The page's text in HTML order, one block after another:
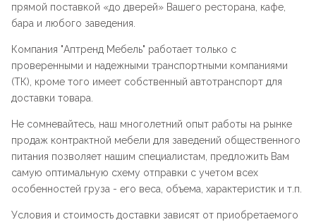
прямой поставкой «до дверей» Вашего ресторана, кафе,
бара и любого заведения.
Компания "Аптренд Мебель" работает только с
проверенными и надежными транспортными компаниями
(ТК), кроме того имеет собственный автотранспорт для
доставки товара.
Не сомневайтесь, наш многолетний опыт работы на рынке
продаж контрактной мебели для заведений общественного
питания позволяет нашим специалистам, предложить Вам
самую оптимальную схему отправки с учетом всех
особенностей груза - его веса, объема, характеристик и т.п.
Условия и стоимость доставки зависят от приобретаемого